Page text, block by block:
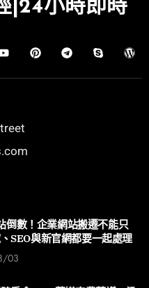
|24小時即時
倒數！企業網站搬遷不能只
SEO與新官網都要一起處理
03